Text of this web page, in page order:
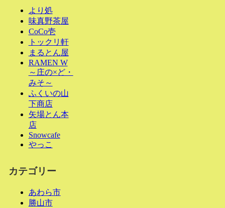
より処
味真野茶屋
CoCo壱
トックリ軒
まるとん屋
RAMEN W
～庄の×ど・
みそ～
ふくいの山
下商店
矢場とん本
店
Snowcafe
やっこ
カテゴリー
あわら市
勝山市